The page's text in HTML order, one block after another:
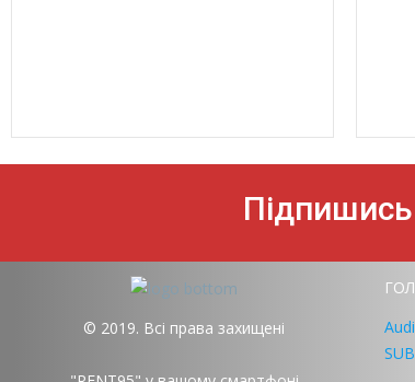
Підпишись
© 2019. Всі права захищені
Audi